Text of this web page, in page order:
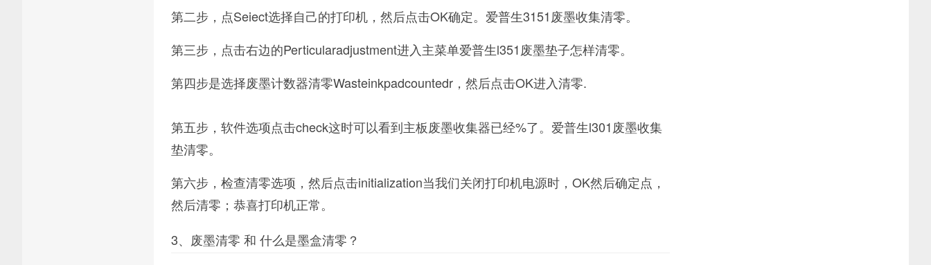
第二步，点Seiect选择自己的打印机，然后点击OK确定。爱普生3151废墨收集清零。
第三步，点击右边的Perticularadjustment进入主菜单爱普生l351废墨垫子怎样清零。
第四步是选择废墨计数器清零Wasteinkpadcountedr，然后点击OK进入清零.
第五步，软件选项点击check这时可以看到主板废墨收集器已经%了。爱普生l301废墨收集
垫清零。
第六步，检查清零选项，然后点击initialization当我们关闭打印机电源时，OK然后确定点，
然后清零；恭喜打印机正常。
3、废墨清零 和 什么是墨盒清零？